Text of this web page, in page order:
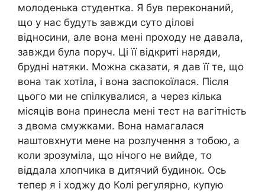
молоденька студентка. Я був переконаний,
що у нас будуть завжди суто ділові
відносини, але вона мені проходу не давала,
завжди була поруч. Ці її відкриті наряди,
брудні натяки. Можна сказати, я дав її те, що
вона так хотіла, і вона заспокоїлася. Після
цього ми не спілкувалися, а через кілька
місяців вона принесла мені тест на вагітність
з двома смужками. Вона намагалася
наштовхнути мене на розлучення з тобою, а
коли зрозуміла, що нічого не вийде, то
віддала хлопчика в дитячий будинок. Ось
тепер я і ходжу до Колі регулярно, купую